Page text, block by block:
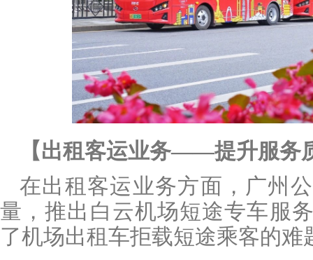
【出租客运业务——提升服务
在出租客运业务方面，广州
量，推出白云机场短途专车服
了机场出租车拒载短途乘客的难